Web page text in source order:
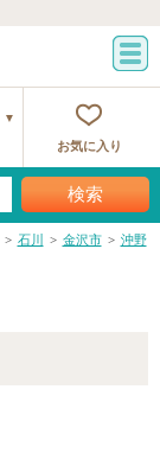
お気に入り
検索
石川 金沢市
沖野